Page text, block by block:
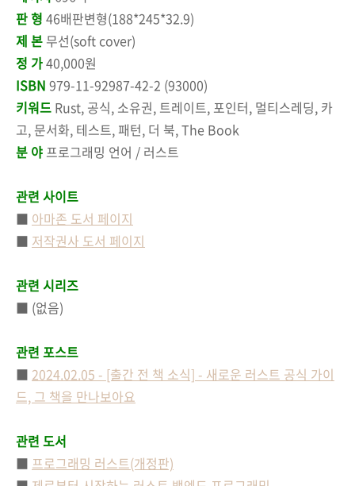
판 형 46배판변형(188*245*32.9)
제 본 무선(soft cover)
정 가40,000원
ISBN 979-11-92987-42-2 (93000)
키워드 Rust, 공식, 소유권, 트레이트, 포인터, 멀티스레딩, 카
고, 문서화, 테스트, 패턴, 더 북, The Book
분 야 프로그래밍 언어 / 러스트
관련 사이트
■ 아마존 도서 페이지
■ 저작권사 도서 페이지
관련 시리즈
■ (없음)
관련 포스트
■ 2024.02.05 - [출간 전 책 소식] - 새로운 러스트 공식 가이
드, 그 책을 만나보아요
관련 도서
■ 프로그래밍 러스트(개정판)